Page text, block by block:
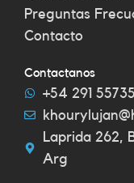
Preguntas
Contacto
Contactanos
+54 291
Laprida 262,
Arg